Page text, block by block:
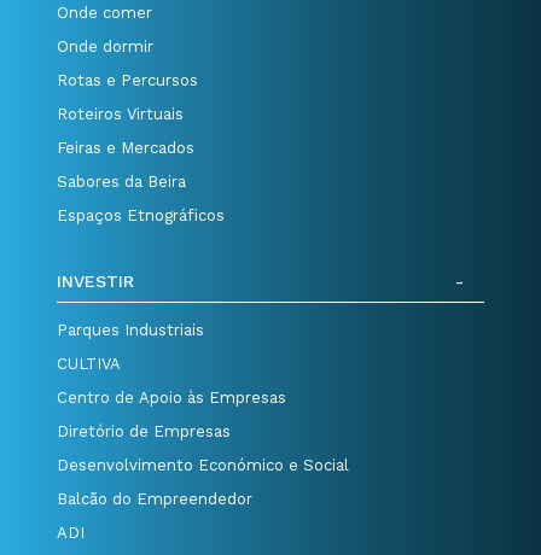
Onde comer
Onde dormir
Rotas e Percursos
Roteiros Virtuais
Feiras e Mercados
Sabores da Beira
Espaços Etnográficos
INVESTIR
Parques Industriais
CULTIVA
Centro de Apoio às Empresas
Diretório de Empresas
Desenvolvimento Económico e Social
Balcão do Empreendedor
ADI